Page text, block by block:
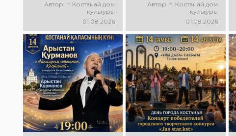
Автор: г. Костанай дом
культуры
01.08.2026
Автор: г. Костанай дом
культуры
01.08.2026